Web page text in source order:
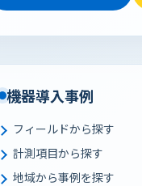
機器導入事例
フィールドから探す
計測項目から探す
地域から事例を探す